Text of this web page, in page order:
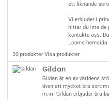
ett liknande
Vi erbjuder i
hittar du inte de
kontakta oss.
Looms hemsida.
30 produkter Visa produkter
Gildan
Gildan är en av världens
även ett mycket bra
m.m. Gildan erbjuder bra